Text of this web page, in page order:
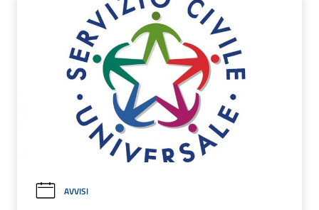
AVVISI